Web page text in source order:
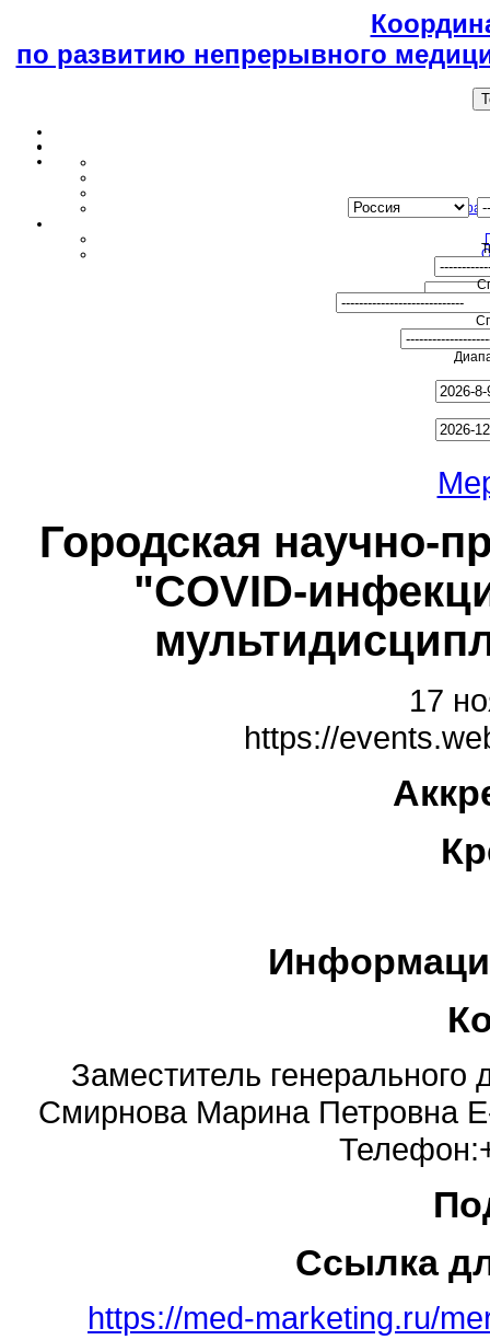
по развитию непрерывного
Городская научно-
"COVID-
17
https://
Заместитель
Смирнова Марина Петровна
Ссылка
https://med-marketing.ru/